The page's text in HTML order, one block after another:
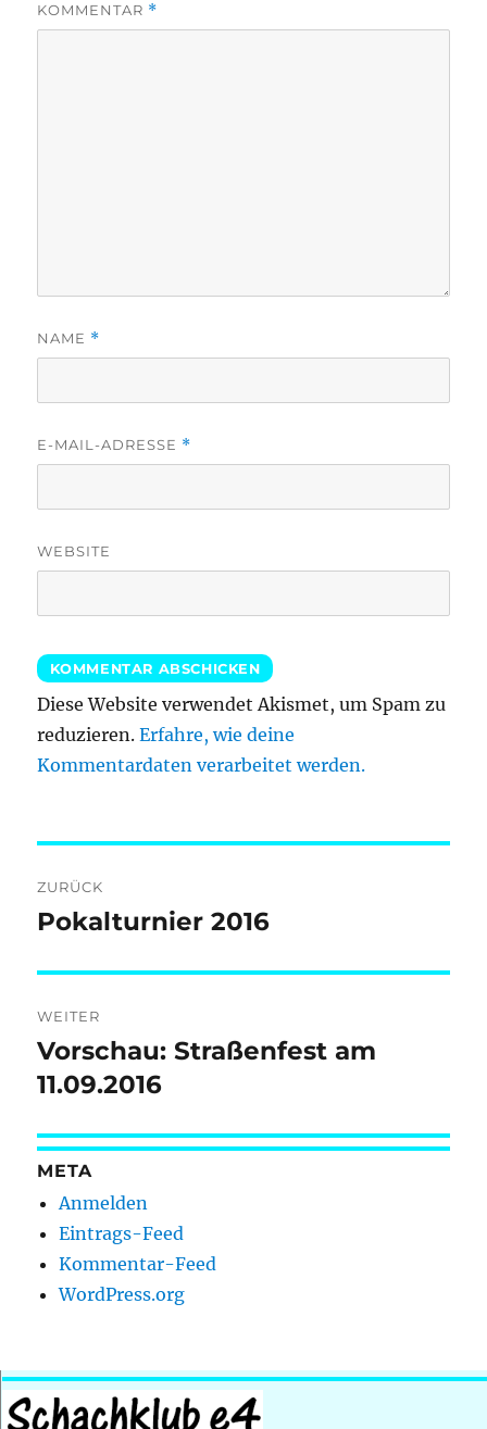
KOMMENTAR *
NAME *
E-MAIL-ADRESSE *
WEBSITE
Diese Website verwendet Akismet, um Spam zu
reduzieren.Erfahre, wie deine
Kommentardaten verarbeitet werden.
ZURÜCK
Vorheriger
Pokalturnier 2016
WEITER
Nächster
Beitrag:
Vorschau: Straßenfest am
11.09.2016
META
Anmelden
Eintrags-Feed
Kommentar-Feed
WordPress.org